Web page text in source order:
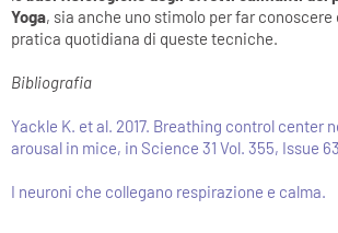
Yoga, sia anche uno stimolo per far conoscere
pratica quotidiana di queste tecniche.
Bibliografia
Yackle K. et al. 2017. Breathing control center
arousal in mice, in Science 31 Vol. 355, Issue
I neuroni che collegano respirazione e calma.